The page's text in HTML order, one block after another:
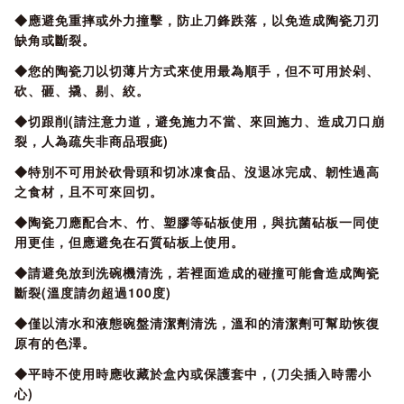
◆應避免重摔或外力撞擊，防止刀鋒跌落，以免造成陶瓷刀刃
缺角或斷裂。
◆您的陶瓷刀以切薄片方式來使用最為順手，但不可用於剁、
砍、砸、撬、剔、絞。
◆切跟削(請注意力道，避免施力不當、來回施力、造成刀口崩
裂，人為疏失非商品瑕疵)
◆特別不可用於砍骨頭和切冰凍食品、沒退冰完成、韌性過高
之食材，且不可來回切。
◆陶瓷刀應配合木、竹、塑膠等砧板使用，與抗菌砧板一同使
用更佳，但應避免在石質砧板上使用。
◆請避免放到洗碗機清洗，若裡面造成的碰撞可能會造成陶瓷
斷裂(溫度請勿超過100度)
◆僅以清水和液態碗盤清潔劑清洗，溫和的清潔劑可幫助恢復
原有的色澤。
◆平時不使用時應收藏於盒內或保護套中，(刀尖插入時需小
心)